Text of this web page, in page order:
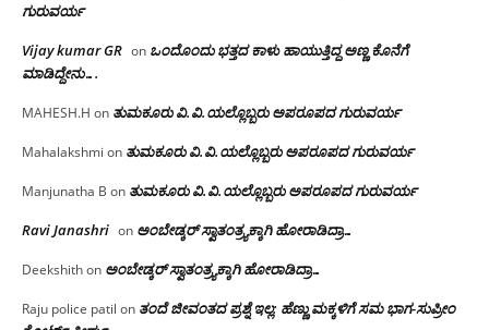
ಗುರುವರ್ಯ
Vijay kumar GR on ಒಂದೊಂದು ಭತ್ತದ ಕಾಳು ಹಾಯುತ್ತಿದ್ದ ಅಣ್ಣ ಕೊನೆಗೆ
ಮಾಡಿದ್ದೇನು….
MAHESH.H on ತುಮಕೂರು‌ ವಿ.ವಿ.ಯಲ್ಲೊಬ್ಬರು ಅಪರೂಪದ ಗುರುವರ್ಯ
Mahalakshmi on ತುಮಕೂರು‌ ವಿ.ವಿ.ಯಲ್ಲೊಬ್ಬರು ಅಪರೂಪದ ಗುರುವರ್ಯ
Manjunatha B on ತುಮಕೂರು‌ ವಿ.ವಿ.ಯಲ್ಲೊಬ್ಬರು ಅಪರೂಪದ ಗುರುವರ್ಯ
Ravi Janashri on ಅಂಬೇಡ್ಕರ್ ಸ್ವಾತಂತ್ರ್ಯಕ್ಕಾಗಿ ಹೋರಾಡಿದ್ರಾ…
Deekshithon ಅಂಬೇಡ್ಕರ್ ಸ್ವಾತಂತ್ರ್ಯಕ್ಕಾಗಿ ಹೋರಾಡಿದ್ರಾ…
Raju police patil on ತಂದೆ ಜೀವಂತದ ಪ್ರಶ್ನೆ ಇಲ್ಲ: ಹೆಣ್ಣು ಮಕ್ಕಳಿಗೆ ಸಮ ಭಾಗ-ಸುಪ್ರೀಂ